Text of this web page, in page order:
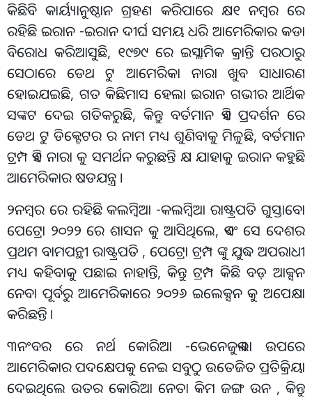
କିଛିବି କାର୍ୟ୍ୟାନୁଷ୍ଠାନ ଗ୍ରହଣ କରିପାରେ କ୍ଷ୧ ନମ୍ବର ରେ
ରହିଛି ଇରାନ -ଇରାନ ଦୀର୍ଘ ସମୟ ଧରି ଆମେରିକାର କଡା
ବିରୋଧ କରିଆସୁଛି, ୧୯୭୯ ରେ ଇସ୍ଲାମିକ କ୍ରାନ୍ତି ପରଠାରୁ
ସେଠାରେ ଡେଥ ଟୁ ଆମେରିକା ନାରା ଖୁବ ସାଧାରଣ
ହୋଇଯଇଛି, ଗତ କିଛିମାସ ହେଲା ଇରାନ ଗଭୀର ଆର୍ଥିକ
ସଙ୍କଟ ଦେଇ ଗତିକରୁଛି, କିନ୍ତୁ ବର୍ତମାନ ଏହି ପ୍ରଦର୍ଶନ ରେ
ଡେଥ ଟୁ ଡିକ୍ଟେଟର ର ନାମ ମଧ୍ୟ ଶୁଣିବାକୁ ମିଳୁଛି, ବର୍ତମାନ
ଟ୍ରମ୍ପ ଏହି ନାରା କୁ ସମର୍ଥନ କରୁଛନ୍ତି କ୍ଷ ଯାହାକୁ ଇରାନ କହୁଛି
ଆମେରିକାର ଷଡଯନ୍ତ୍ର ।
୨ନମ୍ବର ରେ ରହିଛି କଲମ୍ବିଆ -କଲମ୍ବିଆ ରାଷ୍ଟ୍ରପତି ଗୁସ୍ତାବୋ
ପେଟ୍ରୋ ୨୦୨୨ ରେ ଶାସନ କୁ ଆସିଥିଲେ, ଏବଂ ସେ ଦେଶର
ପ୍ରଥମ ବାମପନ୍ଥୀ ରାଷ୍ଟ୍ରପତି , ପେଟ୍ରୋ ଟ୍ରମ୍ପ ଙ୍କୁ ଯୁଦ୍ଧ ଅପରାଧୀ
ମଧ୍ୟ କହିବାକୁ ପଛାଇ ନାହାନ୍ତି, କିନ୍ତୁ ଟ୍ରମ୍ପ କିଛି ବଡ଼ ଆକ୍ସନ
ନେବା ପୂର୍ବରୁ ଆମେରିକାରେ ୨୦୨୬ ଇଲେକ୍ସନ କୁ ଅପେକ୍ଷା
କରିଛନ୍ତି ।
୩ନଂବର ରେ ନର୍ଥ କୋରିଆ -ଭେନେଜୁଏଲା ଉପରେ
ଆମେରିକାର ପଦକ୍ଷେପକୁ ନେଇ ସବୁଠୁ ଉତେଜିତ ପ୍ରତିକ୍ରିୟା
ଦେଇଥିଲେ ଉତର କୋରିଆ ନେତା କିମ ଜଙ୍ଗ ଉନ , କିନ୍ତୁ